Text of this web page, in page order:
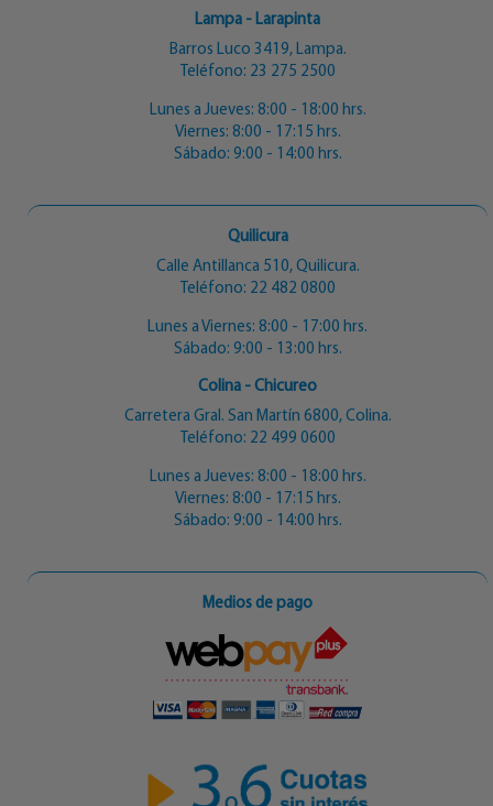
Lampa - Larapinta
Barros Luco 3419, Lampa.
Teléfono: 23 275 2500
Lunes a Jueves: 8:00 - 18:00 hrs.
Viernes: 8:00 - 17:15 hrs.
Sábado: 9:00 - 14:00 hrs.
Quilicura
Calle Antillanca 510, Quilicura.
Teléfono: 22 482 0800
Lunes a Viernes: 8:00 - 17:00 hrs.
Sábado: 9:00 - 13:00 hrs.
Colina - Chicureo
Carretera Gral. San Martín 6800, Colina.
Teléfono: 22 499 0600
Lunes a Jueves: 8:00 - 18:00 hrs.
Viernes: 8:00 - 17:15 hrs.
Sábado: 9:00 - 14:00 hrs.
Medios de pago